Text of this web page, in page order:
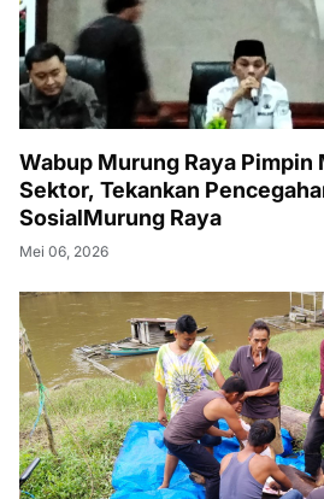
Wabup Murung Raya Pimpin
Sektor, Tekankan
SosialMurung Raya
Mei 06, 2026